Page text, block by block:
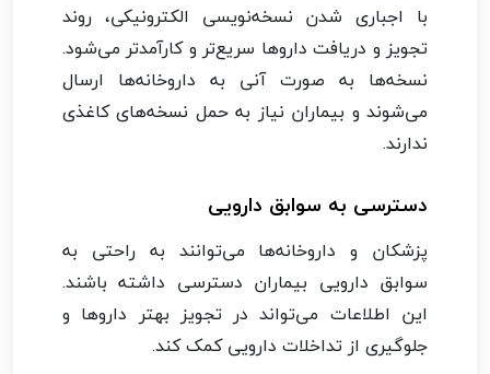
با اجباری شدن نسخه‌نویسی الکترونیکی، روند
تجویز و دریافت داروها سریع‌تر و کارآمدتر می‌شود.
نسخه‌ها به صورت آنی به داروخانه‌ها ارسال
می‌شوند و بیماران نیاز به حمل نسخه‌های کاغذی
ندارند.
دسترسی به سوابق دارویی
پزشکان و داروخانه‌ها می‌توانند به راحتی به
سوابق دارویی بیماران دسترسی داشته باشند.
این اطلاعات می‌تواند در تجویز بهتر داروها و
جلوگیری از تداخلات دارویی کمک کند.